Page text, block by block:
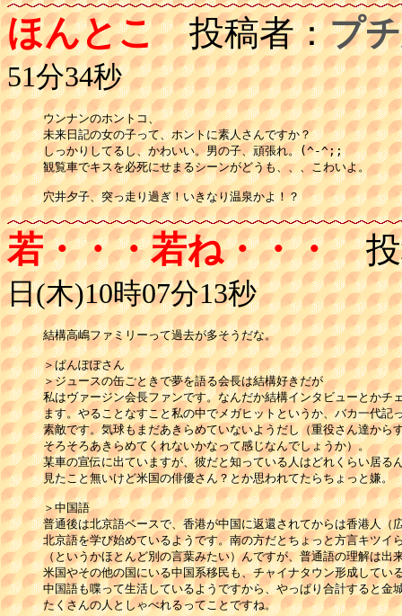
ほんとこ投稿者：プ
51分34秒
ウンナンのホントコ、
未来日記の女の子って、ホントに素人さんですか？
しっかりしてるし、かわいい。男の子、頑張れ。(^-^;;
観覧車でキスを必死にせまるシーンがどうも、、、こわいよ。
穴井夕子、突っ走り過ぎ！いきなり温泉かよ！？
若・・・若ね・・・投
日(木)10時07分13秒
結構高嶋ファミリーって過去が多そうだな。
＞ぱんぽぽさん
＞ジュースの缶ごときで夢を語る会長は結構好きだが
私はヴァージン会長ファンです。なんだか結構インタビューとかチ
ます。やることなすこと私の中でメガヒットというか、バカ一代記
素敵です。気球もまだあきらめていないようだし（重役さん達から
そろそろあきらめてくれないかなって感じなんでしょうか）。
某車の宣伝に出ていますが、彼だと知っている人はどれくらい居る
見たこと無いけど米国の俳優さん？とか思われてたらちょっと嫌。
＞中国語
普通後は北京語ベースで、香港が中国に返還されてからは香港人（
北京語を学び始めているようです。南の方だとちょっと方言キツイ
（というかほとんど別の言葉みたい）んですが、普通語の理解は出
米国やその他の国にいる中国系移民も、チャイナタウン形成してい
中国語も喋って生活しているようですから、やっぱり合計すると金
たくさんの人としゃべれるってことですね。